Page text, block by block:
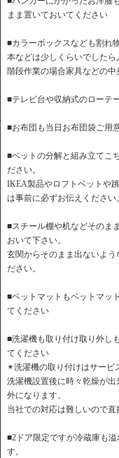
まま置いておいてください
■カラーボックスなども割れ
本などは少しくらいでした
階段作業の場合家具などの中
■テレビ台や収納式のローテ
■お布団も当日お布団袋ご用
■ベットの分解と組み立てこ
ださい。
IKEA製品やロフトベットや
は事前に必ずお伝えください。
■スチール棚や机などそのま
おいて下さい。
玄関からそのまま出ないよ
ださい。
■ベットマットもベットマッ
てください
■洗濯機も取り付け取り外し
てください
✴︎洗濯機の取り付けはサービ
洗濯機設置後に時々乾燥が
外になります。
当社での対応は難しいので直
■2ドア限定ですが冷蔵庫も
す。